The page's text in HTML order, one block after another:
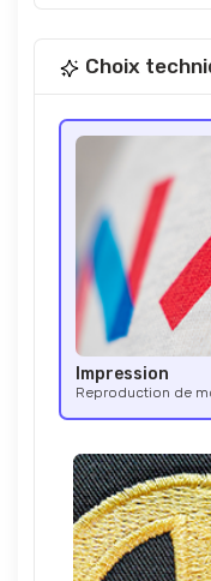
Choix
Impression
Reproduction de